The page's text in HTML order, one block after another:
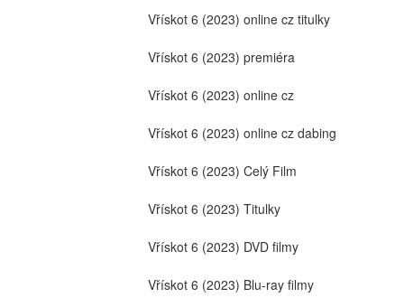
Vřískot 6 (2023) online cz titulky
Vřískot 6 (2023) premiéra
Vřískot 6 (2023) online cz
Vřískot 6 (2023) online cz dabing
Vřískot 6 (2023) Celý Film
Vřískot 6 (2023) Titulky
Vřískot 6 (2023) DVD filmy
Vřískot 6 (2023) Blu-ray filmy